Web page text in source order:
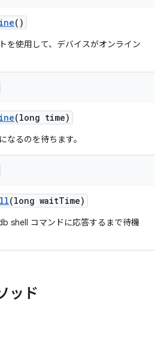
()
を使用して、デバイスがオンライン
(long time)
なるのを待ちます。
(long waitTime)
shell コマンドに応答するまで待機
ッド